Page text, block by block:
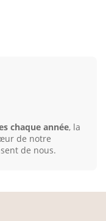
chaque année, la
de notre
de nous.